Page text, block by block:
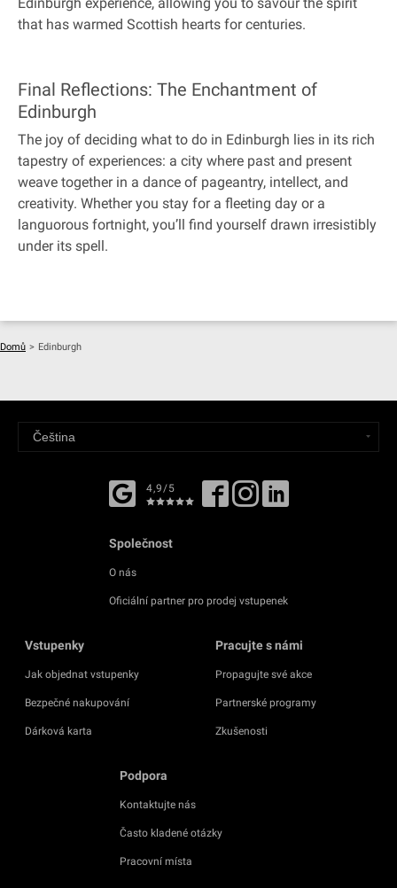
that has warmed Scottish hearts for centuries.
Final Reflections: The Enchantment of
Edinburgh
The joy of deciding what to do in Edinburgh lies in its rich
tapestry of experiences: a city where past and present
weave together in a dance of pageantry, intellect, and
creativity. Whether you stay for a fleeting day or a
languorous fortnight, you’ll find yourself drawn irresistibly
under its spell.
Domů > Edinburgh
4,9/5
Společnost
O nás
Oficiální partner pro prodej vstupenek
Vstupenky
Jak objednat vstupenky
Bezpečné nakupování
Dárková karta
Pracujte s námi
Propagujte své akce
Partnerské programy
Zkušenosti
Podpora
Kontaktujte nás
Často kladené otázky
Pracovní místa